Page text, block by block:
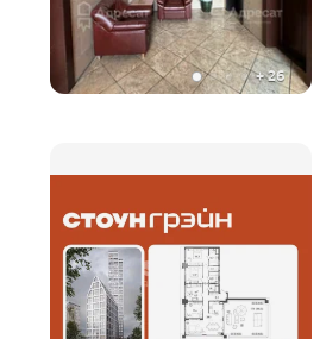
+26